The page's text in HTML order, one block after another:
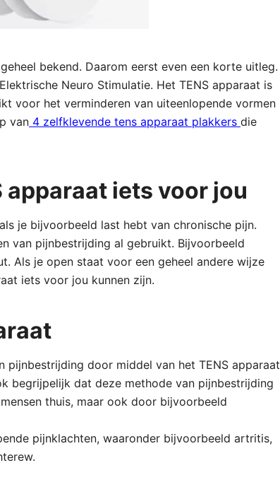
bekend. Daarom eerst even een korte uitleg.
Neuro Stimulatie. Het TENS apparaat is
voor het verminderen van uiteenlopende vormen
van 4 zelfklevende tens apparaat plakkers die
apparaat iets voor jou
je bijvoorbeeld last hebt van chronische pijn.
van pijnbestrijding al gebruikt. Bijvoorbeeld
Als je open staat voor een geheel andere wijze
iets voor jou kunnen zijn.
door middel van het TENS apparaat
begrijpelijk dat deze methode van pijnbestrijding
thuis, maar ook door bijvoorbeeld
pijnklachten, waaronder bijvoorbeeld artritis,